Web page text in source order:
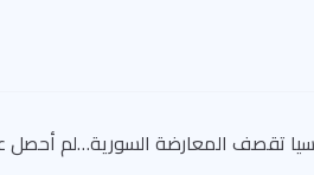
تقصف المعارضة السورية…لم